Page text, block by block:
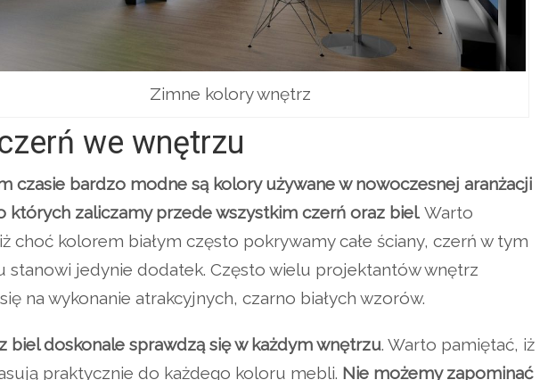
Zimne kolory wnętrz
we wnętrzu
czasie bardzo modne są kolory używane w nowoczesnej aranżacji
których zaliczamy przede wszystkim czerń oraz biel. Warto
choć kolorem białym często pokrywamy całe ściany, czerń w tym
stanowi jedynie dodatek. Często wielu projektantów wnętrz
na wykonanie atrakcyjnych, czarno białych wzorów.
biel doskonale sprawdzą się w każdym wnętrzu. Warto pamiętać, iż
praktycznie do każdego koloru mebli. Nie możemy zapominać